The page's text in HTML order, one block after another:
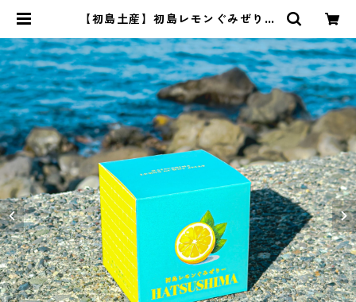
【初島土産】初島レモンぐみぜりー